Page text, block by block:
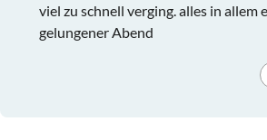
viel zu schnell verging. alles in allem
gelungener Abend